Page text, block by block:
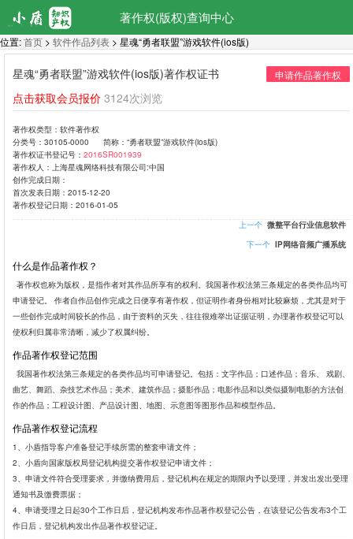
著作权(版权)查询中心
位置:首页 > 软件作品列表 > 星魂“勇者联盟”游戏软件(ios版)
星魂“勇者联盟”游戏软件(ios版)著作权证书 申请作品著作权
点击获取会员报价 3124次浏览
著作权类型： 软件著作权
分类号： 30105-0000 简称： “勇者联盟”游戏软件(ios版)
著作权证书登记号： 2016SR001939
著作权人： 上海星魂网络科技有限公司:中国
创作完成日期：
首次发表日期： 2015-12-20
著作权登记日期： 2016-01-05
上一个 微整平台行业信息软件
下一个 IP网络音频广播系统
什么是作品著作权？
著作权也称为版权，是指作者对其作品所享有的权利。我国著作权法第三条规定的各类作品均可
申请登记。 作者自作品创作完成之日便享有著作权，但证明作者身份相对比较麻烦，尤其是对于
一些创作完成时间较长的作品，由于资料的灭失，往往很难举出证据证明，办理著作权登记可以
使权利归属非常清晰，减少了权属纠纷。
作品著作权登记范围
我国著作权法第三条规定的各类作品均可申请登记。包括：文字作品；口述作品；音乐、 戏剧、
曲艺、舞蹈、杂技艺术作品；美术、建筑作品；摄影作品；电影作品和以类似摄制电影的方法创
作的作品；工程设计图、产品设计图、地图、示意图等图形作品和模型作品。
作品著作权登记流程
1、小盾指导客户准备登记手续所需的整套申请文件；
2、小盾向国家版权局登记机构提交著作权登记申请文件；
3、申请文件符合受理要求，并缴纳费用后，登记机构在规定的期限内予以受理，并发出发出受理
通知书及缴费票据；
4、申请受理之日起30个工作日后，登记机构发布作品著作权登记公告，在该登记公告发布3个工
作日后，登记机构发出作品著作权登记证。